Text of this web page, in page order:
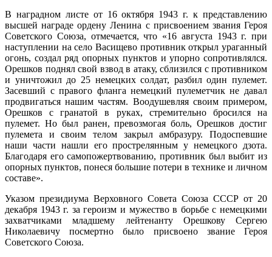
В наградном листе от 16 октября 1943 г. к представлению
высшей награде ордену Ленина с присвоением звания Героя
Советского Союза, отмечается, что «16 августа 1943 г. при
наступлении на село Васищево противник открыл ураганный
огонь, создал ряд опорных пунктов и упорно сопротивлялся.
Орешков поднял свой взвод в атаку, сблизился с противником
и уничтожил до 25 немецких солдат, разбил один пулемет.
Засевший с правого фланга немецкий пулеметчик не давал
продвигаться нашим частям. Воодушевляя своим примером,
Орешков с гранатой в руках, стремительно бросился на
пулемет. Но был ранен, превозмогая боль, Орешков достиг
пулемета и своим телом закрыл амбразуру. Подоспевшие
наши части нашли его прострелянным у немецкого дзота.
Благодаря его самопожертвованию, противник был выбит из
опорных пунктов, понеся большие потери в технике и личном
составе».
Указом президиума Верховного Совета Союза СССР от 20
декабря 1943 г. за героизм и мужество в борьбе с немецкими
захватчиками младшему лейтенанту Орешкову Сергею
Николаевичу посмертно было присвоено звание Героя
Советского Союза.